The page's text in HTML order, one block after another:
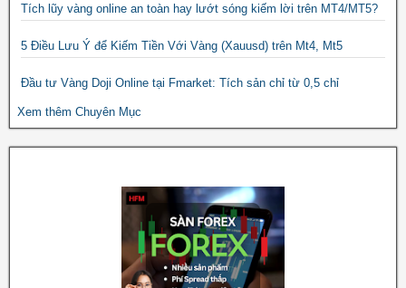
Tích lũy vàng online an toàn hay lướt sóng kiếm lời trên MT4/MT5?
5 Điều Lưu Ý để Kiếm Tiền Với Vàng (Xauusd) trên Mt4, Mt5
Đầu tư Vàng Doji Online tại Fmarket: Tích sản chỉ từ 0,5 chỉ
Xem thêm Chuyên Mục